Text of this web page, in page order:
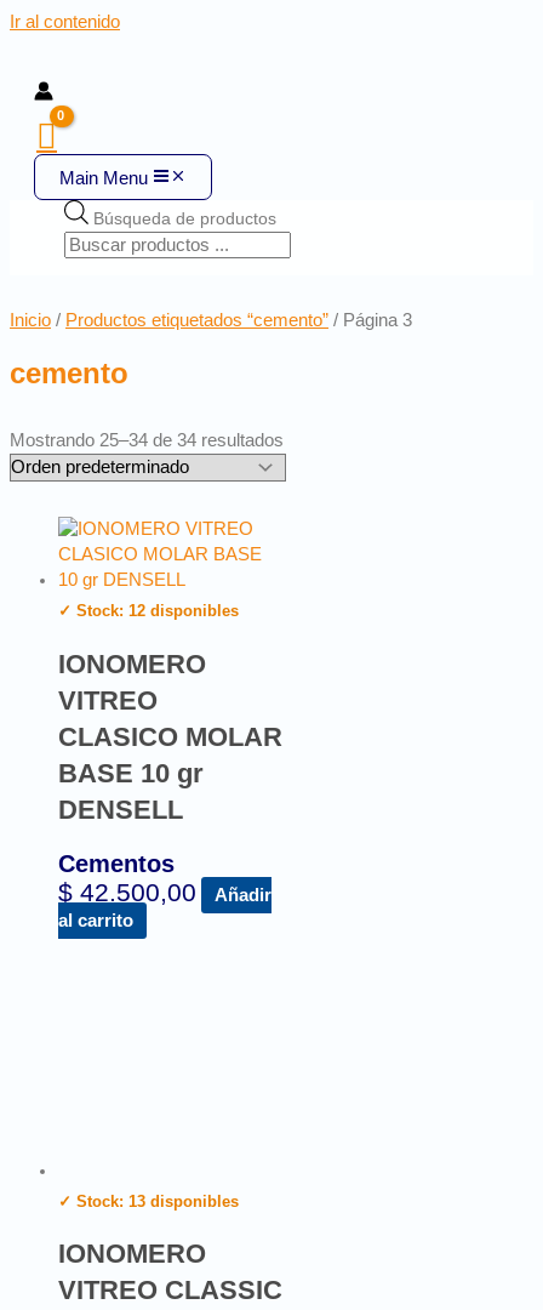
Ir al contenido
Main Menu
Búsqueda de productos
Inicio / Productos etiquetados “cemento” / Página 3
cemento
Mostrando 25–34 de 34 resultados
✓ Stock: 12 disponibles
IONOMERO
VITREO
CLASICO MOLAR
BASE 10 gr
DENSELL
Cementos
$ 42.500,00
Añadir
al carrito
✓ Stock: 13 disponibles
IONOMERO
VITREO CLASSIC